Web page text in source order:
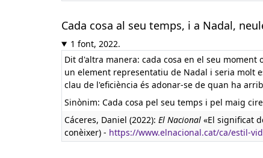
Cada cosa al seu temps, i a Nadal,
1 font, 2022.
Dit d'altra manera: cada cosa en el seu
un element representatiu de Nadal i seria molt
clau de l'eficiència és adonar-se de quan ha
Sinònim: Cada cosa pel seu temps i pel maig
Cáceres, Daniel (2022): El Nacional «El significat
conèixer) - https://www.elnacional.cat/ca/estil-